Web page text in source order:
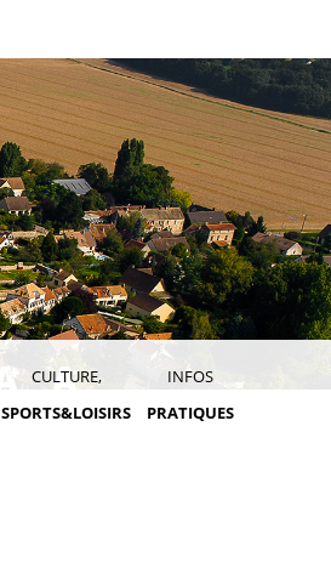
CULTURE,
SPORTS&LOISIRS
INFOS
PRATIQUES